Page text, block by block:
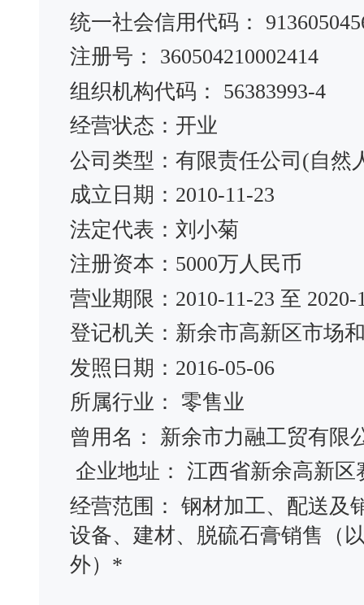
统一社会信用代码：
注册号： 360504210002414
组织机构代码： 56383993-4
经营状态：开业
公司类型：有限责任公司(自然
成立日期：2010-11-23
法定代表：刘小菊
注册资本：5000万人民币
营业期限：2010-11-23 至 2020-
登记机关：新余市高新区市场
发照日期：2016-05-06
所属行业： 零售业
曾用名： 新余市力融工贸有
企业地址： 江西省新余高新区
经营范围： 钢材加工、配送及
设备、建材、脱硫石膏销售（
外）*